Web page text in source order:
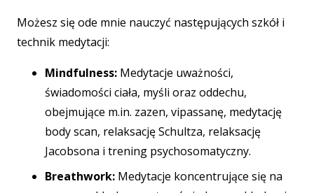
Możesz się ode mnie nauczyć następujących szkół i
technik medytacji:
Mindfulness: Medytacje uważności,
świadomości ciała, myśli oraz oddechu,
obejmujące m.in. zazen, vipassanę, medytację
body scan, relaksację Schultza, relaksację
Jacobsona i trening psychosomatyczny.
Breathwork: Medytacje koncentrujące się na